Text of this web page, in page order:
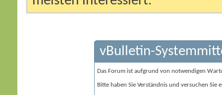
vBulletin-
Das Forum ist aufgrund von notwendigen
Bitte haben Sie Verständnis und versuchen Sie